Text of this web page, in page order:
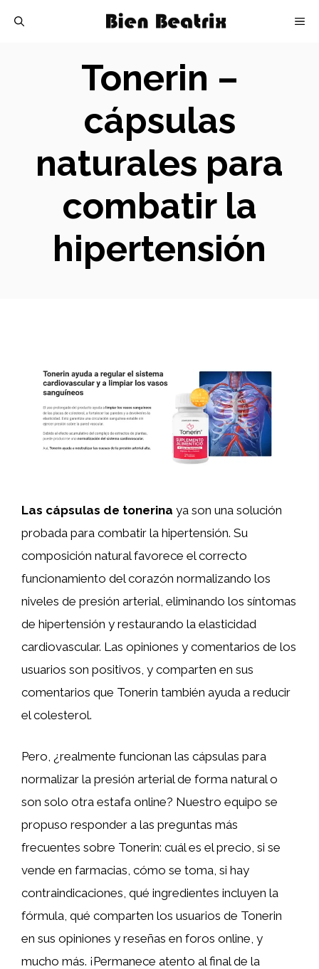
Tonerin –
cápsulas
naturales para
combatir la
hipertensión
Las cápsulas de tonerina ya son una solución
probada para combatir la hipertensión. Su
composición natural favorece el correcto
funcionamiento del corazón normalizando los
niveles de presión arterial, eliminando los síntomas
de hipertensión y restaurando la elasticidad
cardiovascular. Las opiniones y comentarios de los
usuarios son positivos, y comparten en sus
comentarios que Tonerin también ayuda a reducir
el colesterol.
Pero, ¿realmente funcionan las cápsulas para
normalizar la presión arterial de forma natural o
son solo otra estafa online? Nuestro equipo se
propuso responder a las preguntas más
frecuentes sobre Tonerin: cuál es el precio, si se
vende en farmacias, cómo se toma, si hay
contraindicaciones, qué ingredientes incluyen la
fórmula, qué comparten los usuarios de Tonerin
en sus opiniones y reseñas en foros online, y
mucho más. ¡Permanece atento al final de la